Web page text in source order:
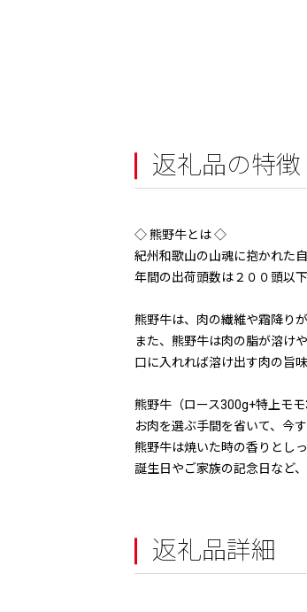
返礼品の特徴
◇ 熊野牛とは ◇
紀州和歌山の山魂に抱かれた
年間の出荷頭数は２００頭以
熊野牛は、肉の繊維や霜降り
また、熊野牛は肉の脂が溶け
口に入れれば溶け出す肉の旨
熊野牛（ロース300g+特上モ
お肉を選ぶ手間を省いて、今
熊野牛は焼いた時の香りとし
誕生日やご家族の記念日など
返礼品詳細